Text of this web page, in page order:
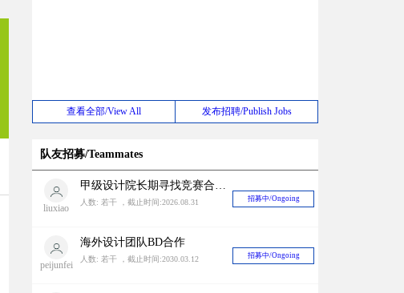
查看全部/View All 发布招聘/Publish Jobs
队友招募/Teammates
liuxiao
甲级设计院长期寻找竞赛合作对象
人数: 若干 ，截止时间:2026.08.31 招募中/Ongoing
peijunfei
海外设计团队BD合作
人数: 若干 ，截止时间:2030.03.12 招募中/Ongoing